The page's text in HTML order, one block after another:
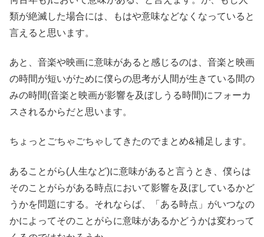
類が絶滅した場合には、もはや意味などなくなっていると
言えると思います。
あと、音楽や映画に意味があると感じるのは、音楽と映画
の時間が短いがために僕らの思考が人間が生きている間の
みの時間(音楽と映画が影響を及ぼしうる時間)にフォーカ
スされるからだと思います。
ちょっとごちゃごちゃしてきたのでまとめ&補足します。
あることがら(人生など)に意味があると言うとき、僕らは
そのことがらがある時点において影響を及ぼしているかど
うかを問題にする。それならば、「ある時点」がいつなの
かによってそのことがらに意味があるかどうかは変わって